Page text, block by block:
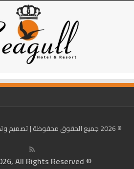
© 2026 جميع الحقوق محفوظة | تصميم وتطوير
© Copyright 2026, All Rights Reserved